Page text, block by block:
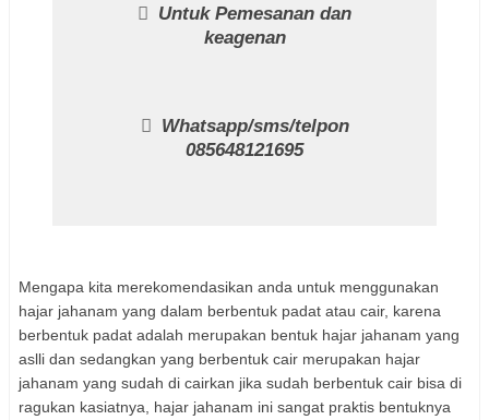
Untuk Pemesanan dan
keagenan
Whatsapp/sms/telpon
085648121695
Mengapa kita merekomendasikan anda untuk menggunakan
hajar jahanam yang dalam berbentuk padat atau cair, karena
berbentuk padat adalah merupakan bentuk hajar jahanam yang
aslli dan sedangkan yang berbentuk cair merupakan hajar
jahanam yang sudah di cairkan jika sudah berbentuk cair bisa di
ragukan kasiatnya, hajar jahanam ini sangat praktis bentuknya